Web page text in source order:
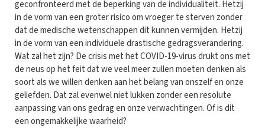
geconfronteerd met de beperking van de individualiteit. Hetzij
in de vorm van een groter risico om vroeger te sterven zonder
dat de medische wetenschappen dit kunnen vermijden. Hetzij
in de vorm van een individuele drastische gedragsverandering.
Wat zal het zijn? De crisis met het COVID-19-virus drukt ons met
de neus op het feit dat we veel meer zullen moeten denken als
soort als we willen denken aan het belang van onszelf en onze
geliefden. Dat zal evenwel niet lukken zonder een resolute
aanpassing van ons gedrag en onze verwachtingen. Of is dit
een ongemakkelijke waarheid?